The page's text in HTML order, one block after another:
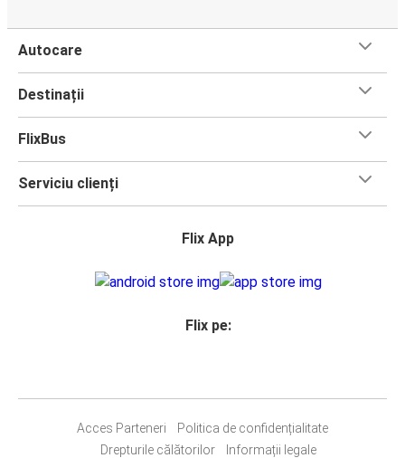
Autocare
Destinații
FlixBus
Serviciu clienți
Flix App
Flix pe:
Acces Parteneri
Politica de confidențialitate
Drepturile călătorilor
Informații legale